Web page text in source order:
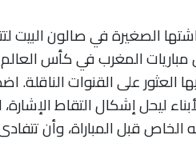
الصغيرة في صالون البيت
المغرب في كأس العالم
العثور على القنوات
ليحل إشكال التقاط
قبل المباراة، وأن